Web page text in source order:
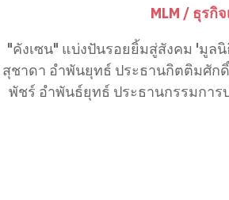
MLM / ธุรกิ
"คังเซน" แบ่งปันรอยยิ้มสู่สังคม 'มูลนิธิอำพันธ์ยุทธ์' นำโดย คุณ
สุชาดา อำพันยุทธ์ ประธานกิตติมศั
พัชร์ อำพันธ์ยุทธ์ ประธานกรรมกา